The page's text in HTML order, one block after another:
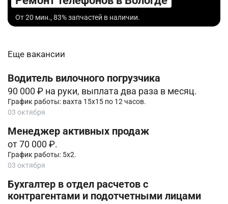
От 20 мин., 83% запчастей в наличии.
Еще вакансии
Водитель вилочного погрузчика
90 000 ₽ на руки, выплата два раза в месяц.
График работы: вахта 15х15 по 12 часов.
03 октября
Менеджер активных продаж
от 70 000 ₽.
График работы: 5х2.
03 октября
Бухгалтер в отдел расчетов с
контрагентами и подотчетными лицами